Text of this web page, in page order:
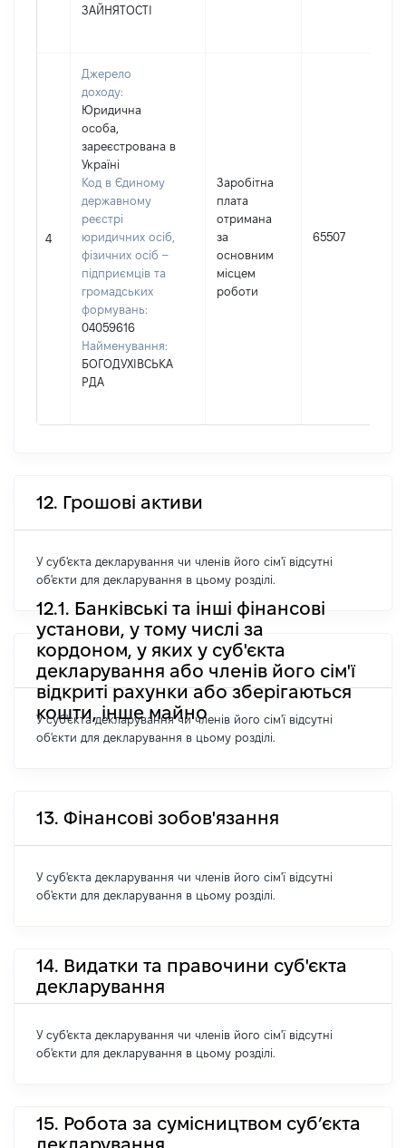
ЗАЙНЯТОСТІ
4
Джерело
доходу:
Юридична
особа,
зареєстрована в
Україні
Код в Єдиному
державному
реєстрі
юридичних осіб,
фізичних осіб –
підприємців та
громадських
формувань:
04059616
Найменування:
БОГОДУХІВСЬКА
РДА
Заробітна
плата
отримана
за
основним
місцем
роботи
65507
12. Грошові активи
У суб'єкта декларування чи членів його сім'ї відсутні
об'єкти для декларування в цьому розділі.
12.1. Банківські та інші фінансові
установи, у тому числі за
кордоном, у яких у суб'єкта
декларування або членів його сім'ї
відкриті рахунки або зберігаються
кошти, інше майно
У суб'єкта декларування чи членів його сім'ї відсутні
об'єкти для декларування в цьому розділі.
13. Фінансові зобов'язання
У суб'єкта декларування чи членів його сім'ї відсутні
об'єкти для декларування в цьому розділі.
14. Видатки та правочини суб'єкта
декларування
У суб'єкта декларування чи членів його сім'ї відсутні
об'єкти для декларування в цьому розділі.
15. Робота за сумісництвом суб’єкта
декларування